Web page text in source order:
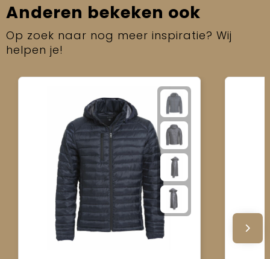
Anderen bekeken ook
Op zoek naar nog meer inspiratie? Wij
helpen je!